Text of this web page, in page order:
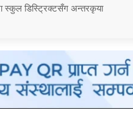
स्कुल डिस्ट्रिक्टसँग अन्तरकृया